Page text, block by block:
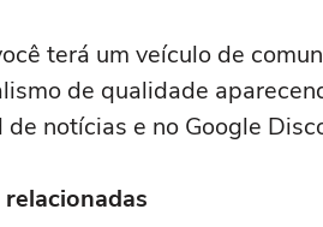
terá um veículo de
de qualidade
de notícias e no Google